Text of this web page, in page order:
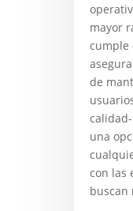
mayor
cumple
de
una
con las
buscan